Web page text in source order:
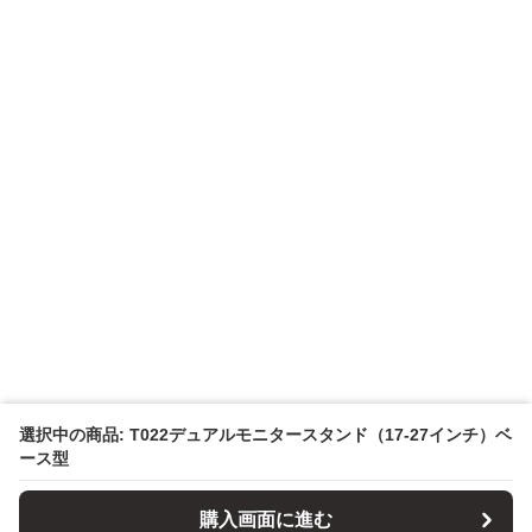
選択中の商品: T022デュアルモニタースタンド（17-27インチ）ベ
ース型
購入画面に進む